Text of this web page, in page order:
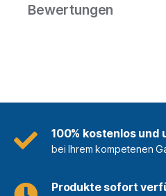
Bewertungen
100% kostenlos und
bei Ihrem kompetenen
Produkte sofort